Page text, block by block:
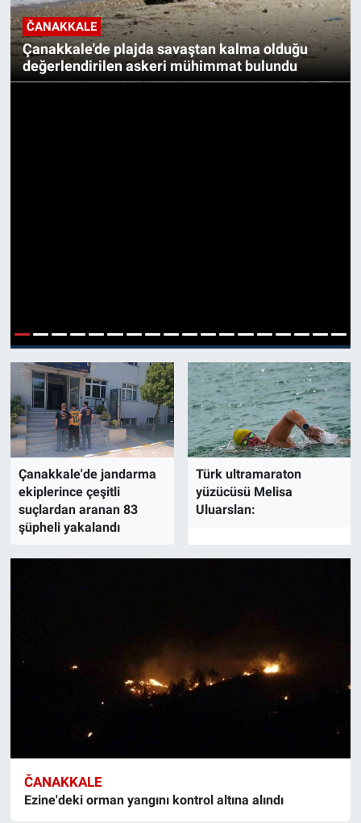
ČANAKKALE
Çanakkale'de plajda savaştan kalma olduğu
değerlendirilen askeri mühimmat bulundu
1 2 3 4 5 6 7 8 9 101112131415161718
Çanakkale'de jandarma
ekiplerince çeşitli
suçlardan aranan 83
şüpheli yakalandı
Türk ultramaraton
yüzücüsü Melisa
Uluarslan:
ČANAKKALE
Ezine'deki orman yangını kontrol altına alındı